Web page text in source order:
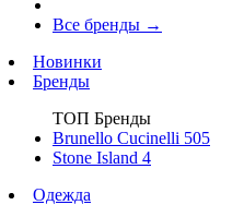
Все бренды →
Новинки
Бренды
ТОП Бренды
Brunello Cucinelli 505
Stone Island 4
Одежда